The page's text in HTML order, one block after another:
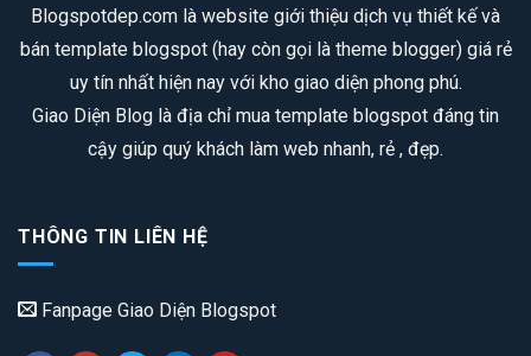
Blogspotdep.com là website giới thiệu dịch vụ thiết kế và
bán template blogspot (hay còn gọi là theme blogger) giá rẻ
uy tín nhất hiện nay với kho giao diện phong phú.
Giao Diện Blog là địa chỉ mua template blogspot đáng tin
cậy giúp quý khách làm web nhanh, rẻ , đẹp.
THÔNG TIN LIÊN HỆ
Fanpage Giao Diện Blogspot